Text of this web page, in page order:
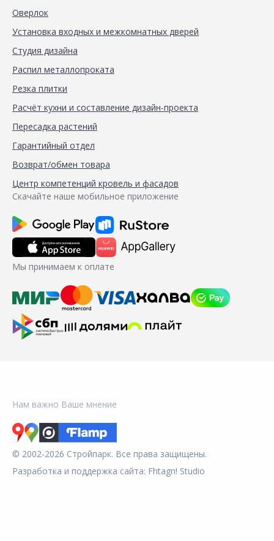
Оверлок
Установка входных и межкомнатных дверей
Студия дизайна
Распил металлопроката
Резка плитки
Расчёт кухни и составление дизайн-проекта
Пересадка растений
Гарантийный отдел
Возврат/обмен товара
Центр компетенций кровель и фасадов
Скачайте наше мобильное приложение
Мы принимаем к оплате
Нам важно Ваше мнение
© 2002-2026 Стройпарк. Все права защищены.
Разработка и поддержка сайта: Fhtagn! Studio